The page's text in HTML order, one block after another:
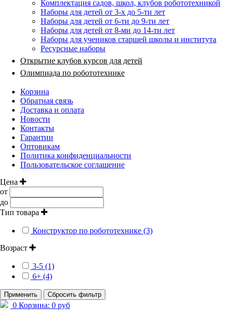
Комплектация садов, школ, клубов робототехникой
Наборы для детей от 3-х до 5-ти лет
Наборы для детей от 6-ти до 9-ти лет
Наборы для детей от 8-ми до 14-ти лет
Наборы для учеников старшей школы и института
Ресурсные наборы
Открытие клубов курсов для детей
Олимпиада по робототехнике
Корзина
Обратная связь
Доставка и оплата
Новости
Контакты
Гарантии
Оптовикам
Политика конфиденциальности
Пользовательское соглашение
Цена
от
до
Тип товара
Конструктор по робототехнике (3)
Возраст
3-5 (1)
6+ (4)
Применить Сбросить фильтр
0 Корзина: 0 руб